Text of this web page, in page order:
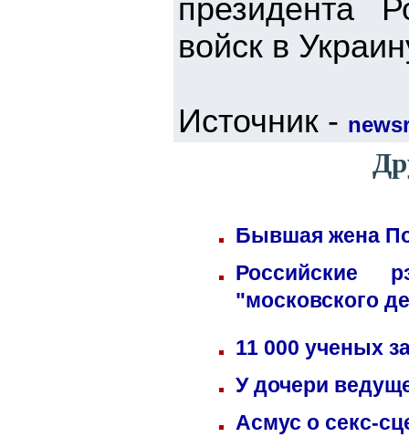
президента
войск в
Источник -
Бывшая жена
Российские
"московского
11 000 ученых
У дочери
Асмус о секс-